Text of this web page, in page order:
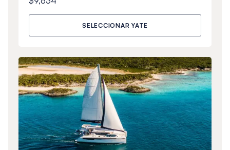
SELECCIONAR YATE